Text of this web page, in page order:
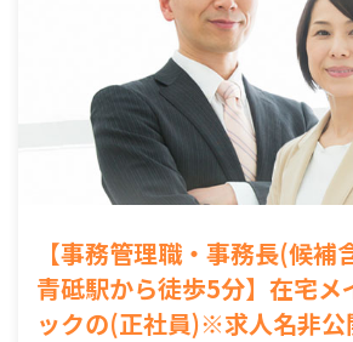
【事務管理職・事務長(候補
青砥駅から徒歩5分】在宅メ
ックの(正社員)※求人名非公